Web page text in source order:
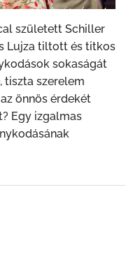
született Schiller
Lujza tiltott és titkos
sokaságát
tiszta szerelem
önnös érdekét
Egy izgalmas